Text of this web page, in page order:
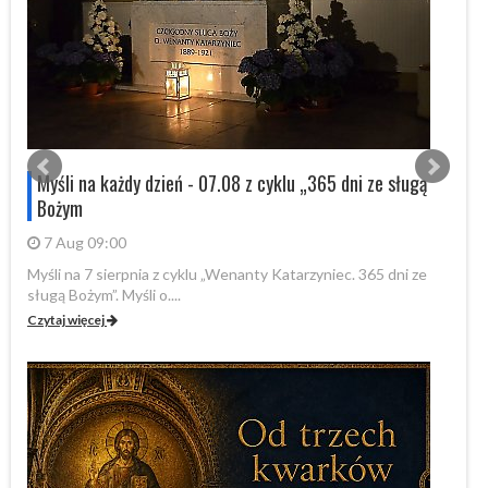
Myśli na każdy dzień - 07.08 z cyklu „365 dni ze sługą
Bożym
7 Aug 09:00
Myśli na 7 sierpnia z cyklu „Wenanty Katarzyniec. 365 dni ze
sługą Bożym”. Myśli o....
Czytaj więcej